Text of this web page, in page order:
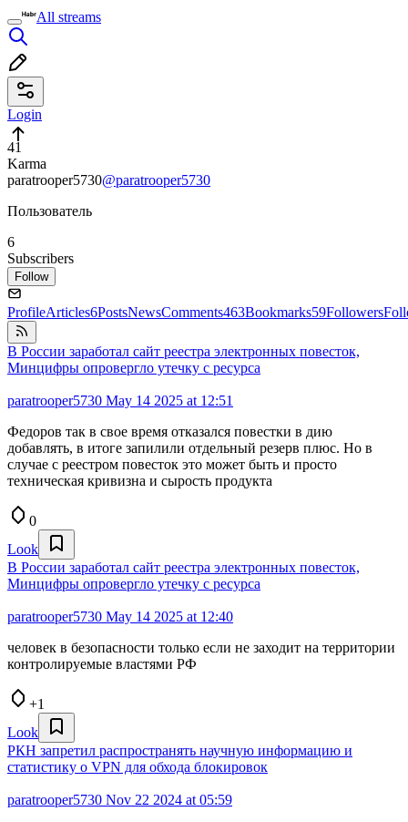
All streams
Login
41
Karma
paratrooper5730@paratrooper5730
Пользователь
6
Subscribers
Follow
ProfileArticles6PostsNewsComments463Bookmarks59Followers
В России заработал сайт реестра электронных повесток,
Минцифры опровергло утечку с ресурса
paratrooper5730 May 14 2025 at 12:51
Федоров так в свое время отказался повестки в дию
добавлять, в итоге запилили отдельный резерв плюс. Но в
случае с реестром повесток это может быть и просто
техническая кривизна и сырость продукта
0
Look
В России заработал сайт реестра электронных повесток,
Минцифры опровергло утечку с ресурса
paratrooper5730 May 14 2025 at 12:40
человек в безопасности только если не заходит на территории
контролируемые властями РФ
+1
Look
РКН запретил распространять научную информацию и
статистику о VPN для обхода блокировок
paratrooper5730 Nov 22 2024 at 05:59